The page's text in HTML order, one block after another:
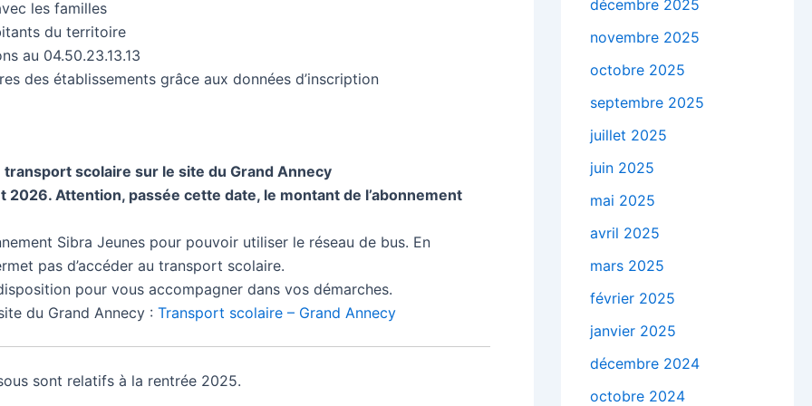
les familles
du territoire
au 04.50.23.13.13
des établissements grâce aux données d’inscription
scolaire sur le site du Grand Annecy
Attention, passée cette date, le montant de l’abonnement
Sibra Jeunes pour pouvoir utiliser le réseau de bus. En
pas d’accéder au transport scolaire.
pour vous accompagner dans vos démarches.
du Grand Annecy : Transport scolaire – Grand Annecy
sont relatifs à la rentrée 2025.
décembre 2025
novembre 2025
octobre 2025
septembre 2025
juillet 2025
juin 2025
mai 2025
avril 2025
mars 2025
février 2025
janvier 2025
décembre 2024
octobre 2024